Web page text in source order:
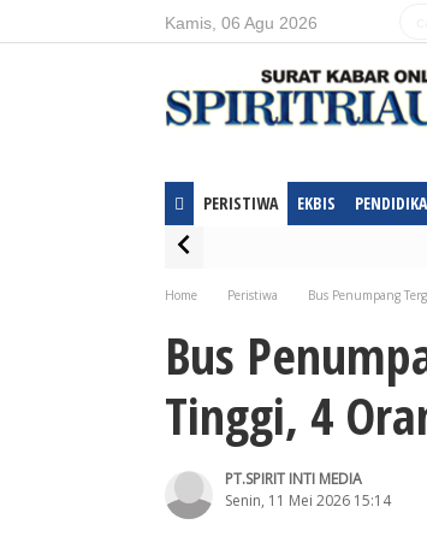
Kamis, 06 Agu 2026
PERISTIWA EKBIS
Home Peristiwa Bus Penumpang
Bus
Tinggi, 4
PT.SPIRIT INTI MEDIA
Senin, 11 Mei 2026 15:14